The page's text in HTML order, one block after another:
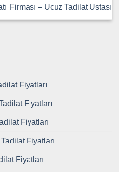
Firması – Ucuz Tadilat Ustası
Fiyatları
Fiyatları
Fiyatları
Fiyatları
Fiyatları